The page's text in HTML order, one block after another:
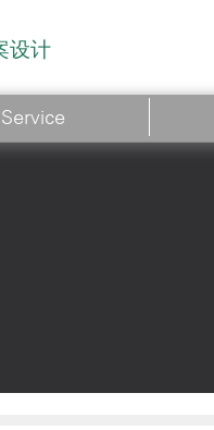
设计
Service